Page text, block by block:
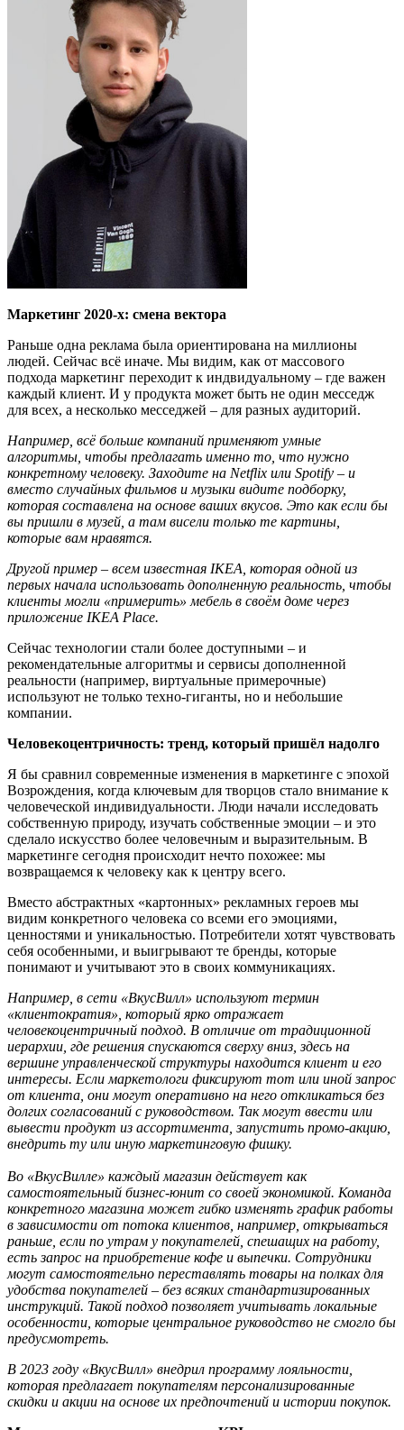
Маркетинг 2020-х: смена вектора
Раньше одна реклама была ориентирована на миллионы
людей. Сейчас всё иначе. Мы видим, как от массового
подхода маркетинг переходит к индвидуальному – где важен
каждый клиент. И у продукта может быть не один месседж
для всех, а несколько месседжей – для разных аудиторий.
Например, всё больше компаний применяют умные
алгоритмы, чтобы предлагать именно то, что нужно
конкретному человеку. Заходите на Netflix или Spotify – и
вместо случайных фильмов и музыки видите подборку,
которая составлена на основе ваших вкусов. Это как если бы
вы пришли в музей, а там висели только те картины,
которые вам нравятся.
Другой пример – всем известная IKEA , которая одной из
первых начала использовать дополненную реальность, чтобы
клиенты могли «примерить» мебель в своём доме через
приложение IKEA Place.
Сейчас технологии стали более доступными – и
рекомендательные алгоритмы и сервисы дополненной
реальности (например, виртуальные примерочные)
используют не только техно-гиганты, но и небольшие
компании.
Человекоцентричность: тренд, который пришёл надолго
Я бы сравнил современные изменения в маркетинге с эпохой
Возрождения, когда ключевым для творцов стало внимание к
человеческой индивидуальности. Люди начали исследовать
собственную природу, изучать собственные эмоции – и это
сделало искусство более человечным и выразительным. В
маркетинге сегодня происходит нечто похожее: мы
возвращаемся к человеку как к центру всего.
Вместо абстрактных «картонных» рекламных героев мы
видим конкретного человека со всеми его эмоциями,
ценностями и уникальностью. Потребители хотят чувствовать
себя особенными, и выигрывают те бренды, которые
понимают и учитывают это в своих коммуникациях.
Например, в сети «ВкусВилл» используют термин
«клиентократия», который ярко отражает
человекоцентричный подход. В отличие от традиционной
иерархии, где решения спускаются сверху вниз, здесь на
вершине управленческой структуры находится клиент и его
интересы. Если маркетологи фиксируют тот или иной запрос
от клиента, они могут оперативно на него откликаться без
долгих согласований с руководством. Так могут ввести или
вывести продукт из ассортимента, запустить промо-акцию,
внедрить ту или иную маркетинговую фишку.
Во «ВкусВилле» каждый магазин действует как
самостоятельный бизнес-юнит со своей экономикой. Команда
конкретного магазина может гибко изменять график работы
в зависимости от потока клиентов, например, открываться
раньше, если по утрам у покупателей, спешащих на работу,
есть запрос на приобретение кофе и выпечки. Сотрудники
могут самостоятельно переставлять товары на полках для
удобства покупателей – без всяких стандартизированных
инструкций. Такой подход позволяет учитывать локальные
особенности, которые центральное руководство не смогло бы
предусмотреть.
В 2023 году «ВкусВилл» внедрил программу лояльности,
которая предлагает покупателям персонализированные
скидки и акции на основе их предпочтений и истории покупок.